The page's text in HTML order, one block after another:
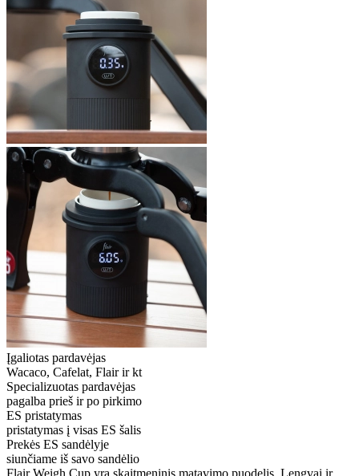
Įgaliotas pardavėjas
Wacaco, Cafelat, Flair ir kt
Specializuotas pardavėjas
pagalba prieš ir po pirkimo
ES pristatymas
pristatymas į visas ES šalis
Prekės ES sandėlyje
siunčiame iš savo sandėlio
Flair Weigh Cup yra skaitmeninis matavimo puodelis. Lengvai ir